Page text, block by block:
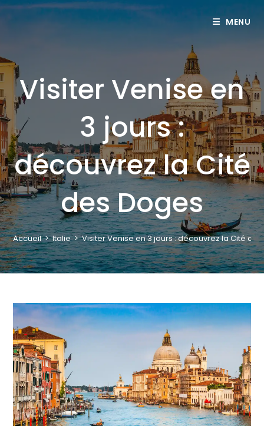
MENU
Visiter Venise en
3 jours :
découvrez la Cité
des Doges
Accueil > Italie > Visiter Venise en 3 jours : découvrez la Cité